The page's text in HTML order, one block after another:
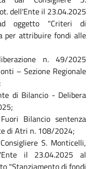
dell'Ente il 23.04.2025
oggetto "Criteri di
per attribuire fondi alle
n. 49/2025
– Sezione Regionale
di Bilancio - Delibera
Bilancio sentenza
di Atri n. 108/2024;
S. Monticelli,
il 23.04.2025 al
"Stanziamento di fondi